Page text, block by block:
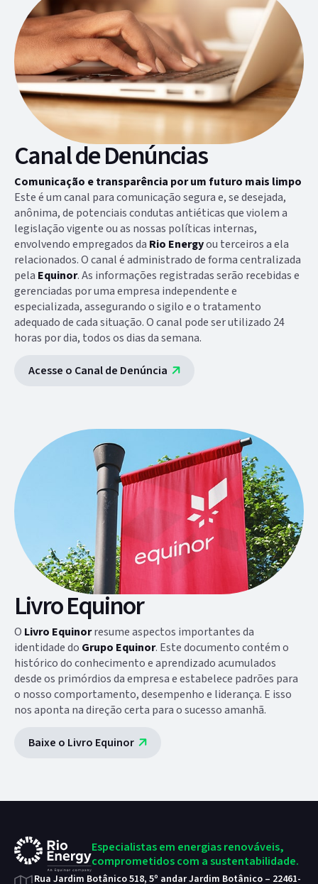
Canal de Denúncias
Comunicação e transparência por um futuro mais limpo
Este é um canal para comunicação segura e, se desejada,
anônima, de potenciais condutas antiéticas que violem a
legislação vigente ou as nossas políticas internas,
envolvendo empregados da Rio Energyou terceiros a ela
relacionados.O canal é administrado de forma centralizada
pela Equinor. As informações registradas serão recebidas e
gerenciadas por uma empresa independente e
especializada, assegurando o sigilo e o tratamento
adequado de cada situação.O canal pode ser utilizado 24
horas por dia, todos os dias da semana.
Acesse o Canal de Denúncia
Livro Equinor
O Livro Equinorresume aspectos importantes da
identidade do Grupo Equinor. Este documento contém o
histórico do conhecimento e aprendizado acumulados
desde os primórdios da empresa e estabelece padrões para
o nosso comportamento, desempenho e liderança. E isso
nos aponta na direção certa para o sucesso amanhã.
Baixe o Livro Equinor
Especialistas em energiasrenováveis,
comprometidoscom a sustentabilidade.
Rua Jardim Botânico 518, 5º andarJardim Botânico – 22461-